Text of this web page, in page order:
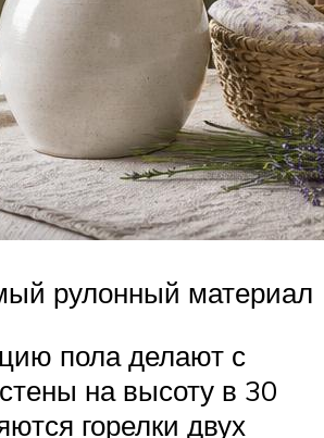
рулонный материал
пола делают с
на высоту в 30
горелки двух